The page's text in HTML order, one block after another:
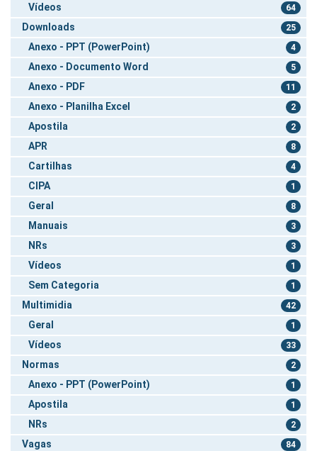
Vídeos 64
Downloads 25
Anexo - PPT (PowerPoint) 4
Anexo - Documento Word 5
Anexo - PDF 11
Anexo - Planilha Excel 2
Apostila 2
APR 8
Cartilhas 4
CIPA 1
Geral 8
Manuais 3
NRs 3
Vídeos 1
Sem Categoria 1
Multimidia 42
Geral 1
Vídeos 33
Normas 2
Anexo - PPT (PowerPoint) 1
Apostila 1
NRs 2
Vagas 84